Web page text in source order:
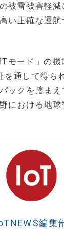
被雷被害軽
い正確な運
モード」の機
を通して得ら
ックを踏ま
における地
編集